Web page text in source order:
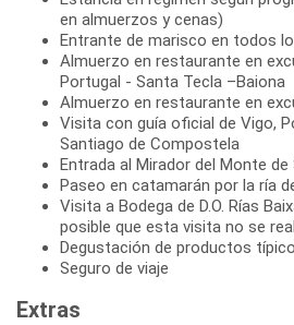
en almuerzos y cenas)
Entrante de marisco en todos
Almuerzo en restaurante en
Portugal - Santa Tecla –Baiona
Almuerzo en restaurante en
Visita con guía oficial de Vigo,
Santiago de Compostela
Entrada al Mirador del Monte de
Paseo en catamarán por la ría
Visita a Bodega de D.O. Rías
posible que esta visita no se
Degustación de productos
Seguro de viaje
Extras